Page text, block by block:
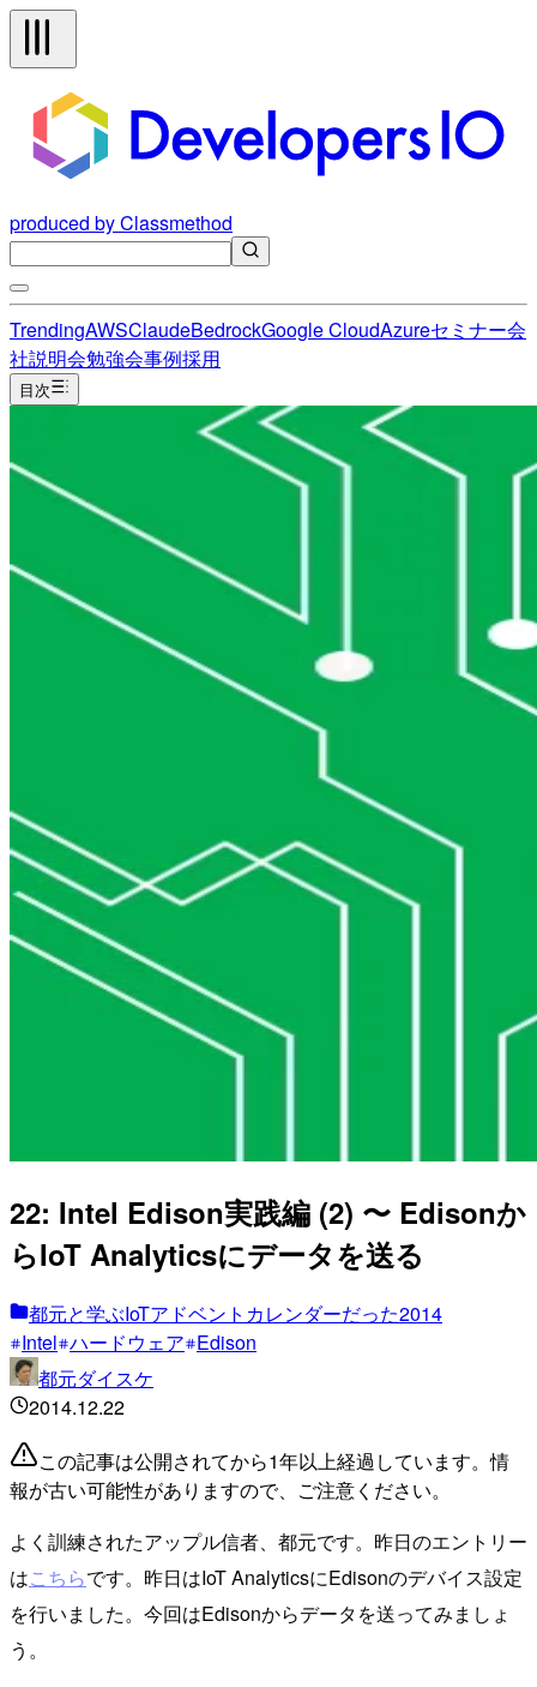
produced by Classmethod
TrendingAWSClaudeBedrockGoogle CloudAzureセミナー会
社説明会勉強会事例採用
目次
22: Intel Edison実践編 (2) 〜 Edisonか
らIoT Analyticsにデータを送る
都元と学ぶIoTアドベントカレンダーだった2014
Intel ハードウェア Edison
都元ダイスケ
2014.12.22
この記事は公開されてから1年以上経過しています。情
報が古い可能性がありますので、ご注意ください。
よく訓練されたアップル信者、都元です。昨日のエントリー
はこちらです。昨日はIoT AnalyticsにEdisonのデバイス設定
を行いました。今回はEdisonからデータを送ってみましょ
う。